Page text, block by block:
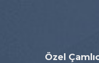
Özel